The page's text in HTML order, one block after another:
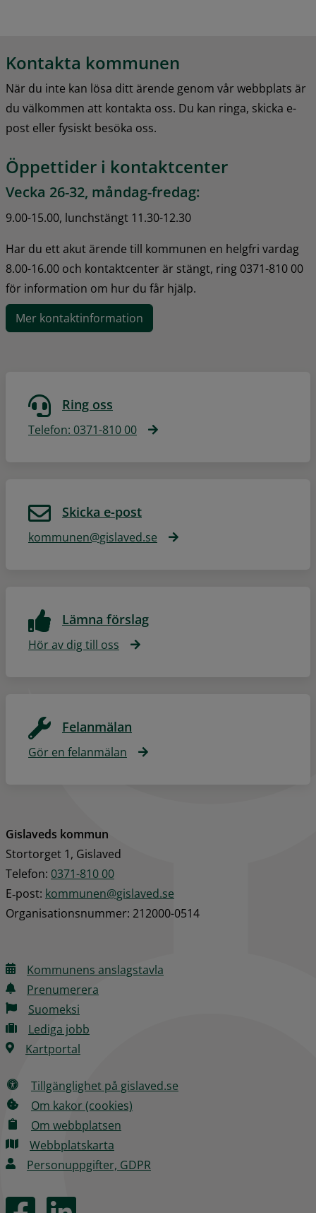
Kontakta kommunen
När du inte kan lösa ditt ärende genom vår webbplats är
du välkommen att kontakta oss. Du kan ringa, skicka e-
post eller fysiskt besöka oss.
Öppettider i kontaktcenter
Vecka 26-32, måndag-fredag:
9.00-15.00, lunchstängt 11.30-12.30
Har du ett akut ärende till kommunen en helgfri vardag
8.00-16.00 och kontaktcenter är stängt, ring 0371-810 00
för information om hur du får hjälp.
Mer kontaktinformation
Ring oss
Telefon: 0371-810 00
Skicka e-post
kommunen@gislaved.se
Lämna förslag
Hör av dig till oss
Felanmälan
Gör en felanmälan
Gislaveds kommun
Stortorget 1, Gislaved
Telefon: 0371-810 00
E‑post: kommunen@gislaved.se
Organisationsnummer: 212000-0514
Kommunens anslagstavla
Prenumerera
Suomeksi
Lediga jobb
Kartportal
Tillgänglighet på gislaved.se
Om kakor (cookies)
Om webbplatsen
Webbplatskarta
Personuppgifter, GDPR